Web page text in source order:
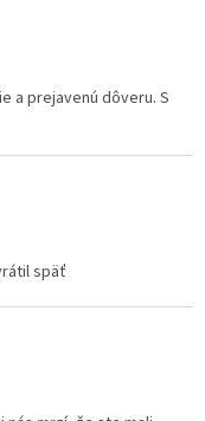
a prejavenú dôveru. S
späť